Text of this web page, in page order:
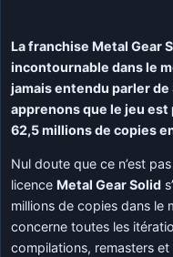
La franchise Metal Gear
incontournable dans le
jamais entendu parler de
apprenons que le jeu est
62,5 millions de copies
Nul doute que ce n’est
licence Metal Gear Solid
millions de copies dans le
concerne toutes les
compilations, remasters